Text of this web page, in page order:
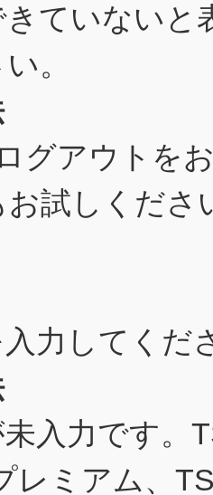
ていないと
。
グアウトを
お試しくださ
力してくだ
入力です。
レミアム、